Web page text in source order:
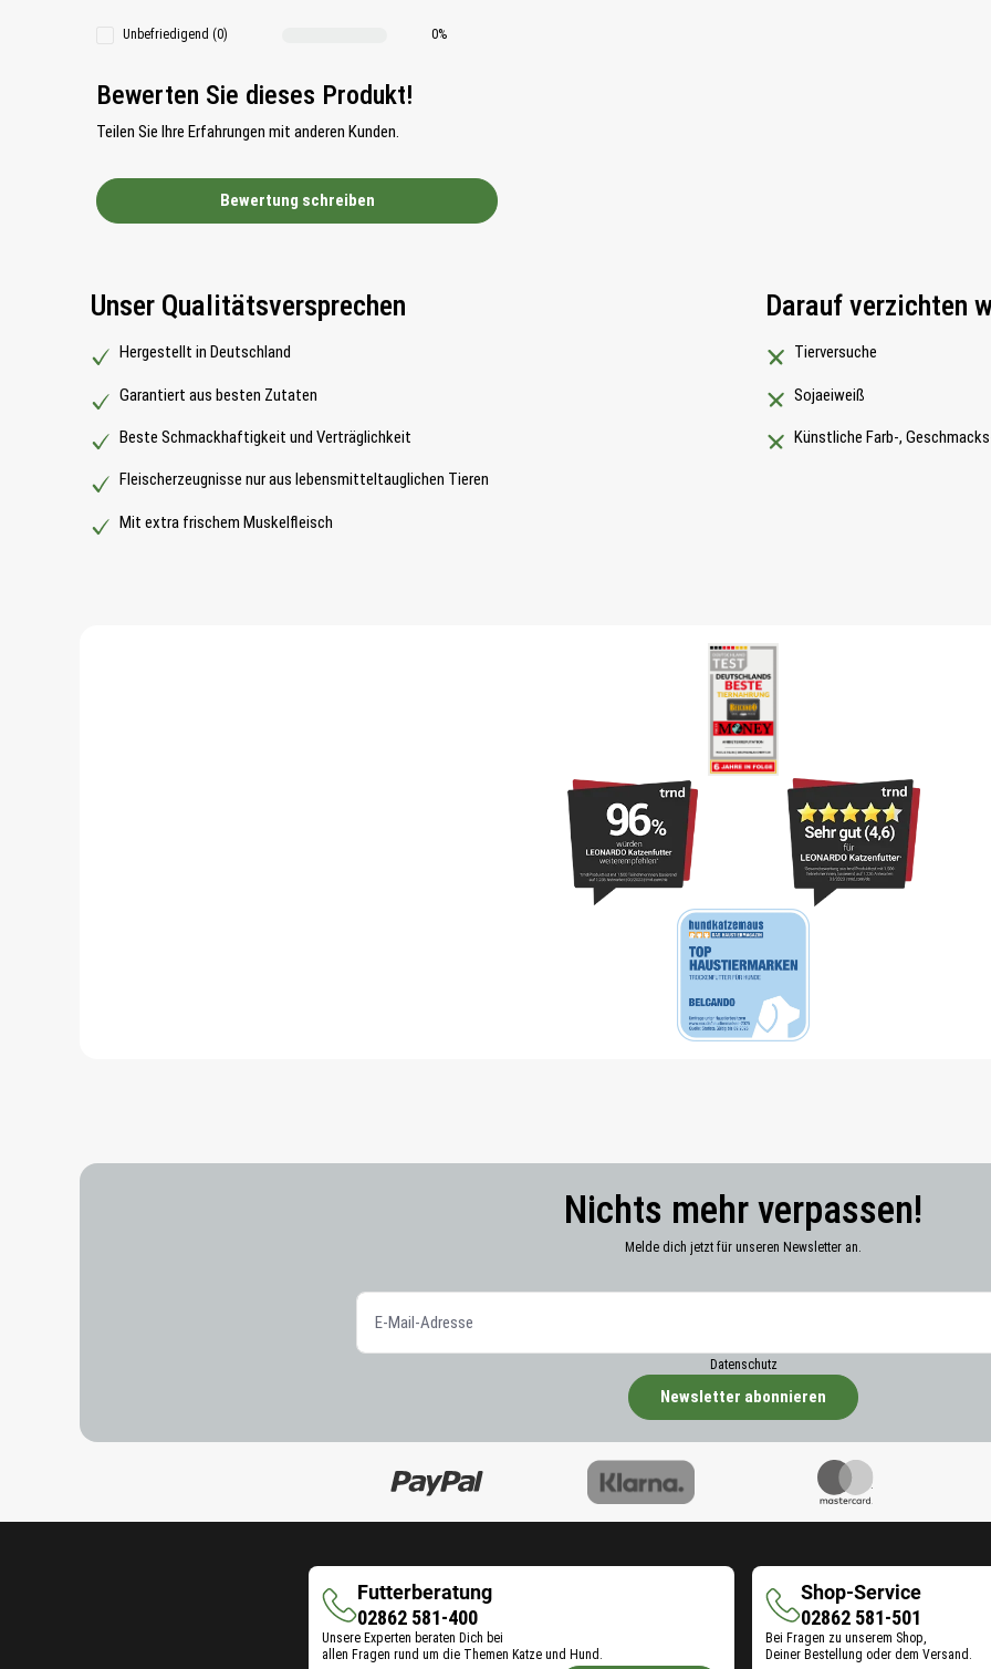
Unbefriedigend (0) 0%
Bewerten Sie dieses Produkt!
Teilen Sie Ihre Erfahrungen mit anderen Kunden.
Bewertung schreiben
Unser Qualitätsversprechen
Hergestellt in Deutschland
Garantiert aus besten Zutaten
Beste Schmackhaftigkeit und Verträglichkeit
Fleischerzeugnisse nur aus lebensmitteltauglichen Tieren
Mit extra frischem Muskelfleisch
Darauf verzichten
Tierversuche
Sojaeiweiß
Künstliche Farb-,
Nichts mehr verpassen!
Melde dich jetzt für unseren Newsletter an.
Datenschutz
Newsletter abonnieren
Futterberatung
Futterberatung
02862 581-400
Unsere Experten beraten Dich bei
allen Fragen rund um die Themen Katze und Hund.
Shop-Service
Shop-
Service
02862 581-501
Bei Fragen zu unserem Shop,
Deiner Bestellung oder dem Versand.